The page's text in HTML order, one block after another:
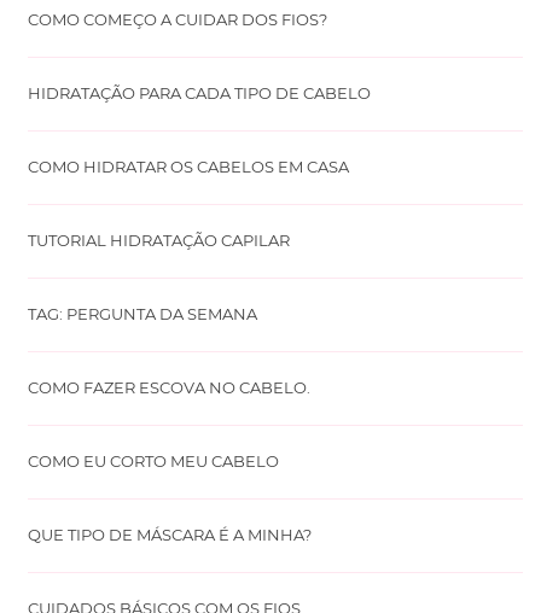
COMO COMEÇO A CUIDAR DOS FIOS?
HIDRATAÇÃO PARA CADA TIPO DE CABELO
COMO HIDRATAR OS CABELOS EM CASA
TUTORIAL HIDRATAÇÃO CAPILAR
TAG: PERGUNTA DA SEMANA
COMO FAZER ESCOVA NO CABELO.
COMO EU CORTO MEU CABELO
QUE TIPO DE MÁSCARA É A MINHA?
CUIDADOS BÁSICOS COM OS FIOS